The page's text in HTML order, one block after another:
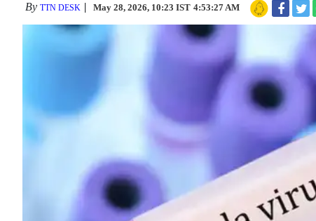
By TTN DESK May 28, 2026, 10:23 IST 4:53:27 AM